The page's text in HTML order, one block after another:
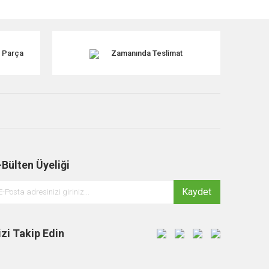
Parça Zamanında Teslimat
Bülten Üyeliği
Kaydet
Takip Edin